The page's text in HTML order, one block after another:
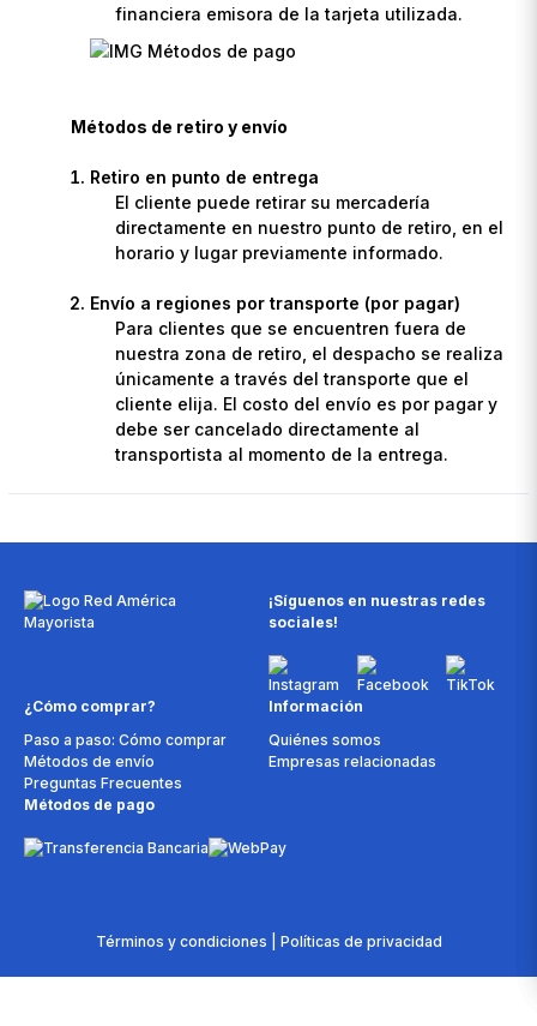
financiera emisora de la tarjeta utilizada.
Métodos de retiro y envío
Retiro en punto de entrega
El cliente puede retirar su mercadería
directamente en nuestro punto de retiro, en el
horario y lugar previamente informado.
Envío a regiones por transporte (por pagar)
Para clientes que se encuentren fuera de
nuestra zona de retiro, el despacho se realiza
únicamente a través del transporte que el
cliente elija. El costo del envío es por pagar y
debe ser cancelado directamente al
transportista al momento de la entrega.
¡Síguenos en nuestras redes
sociales!
¿Cómo comprar?
Paso a paso: Cómo comprar
Métodos de envío
Preguntas Frecuentes
Información
Quiénes somos
Empresas relacionadas
Métodos de pago
Términos y condiciones | Políticas de privacidad